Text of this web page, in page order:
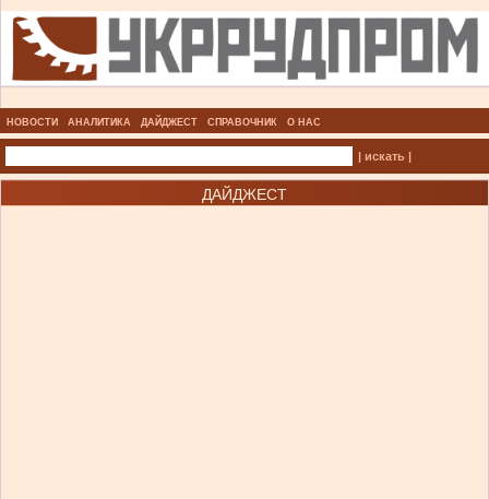
НОВОСТИ АНАЛИТИКА ДАЙДЖЕСТ СПРАВОЧНИК О НАС
| искать |
ДАЙДЖЕСТ